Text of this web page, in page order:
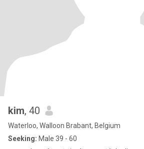
kim, 40
Waterloo, Walloon Brabant, Belgium
Seeking: Male 39 - 60